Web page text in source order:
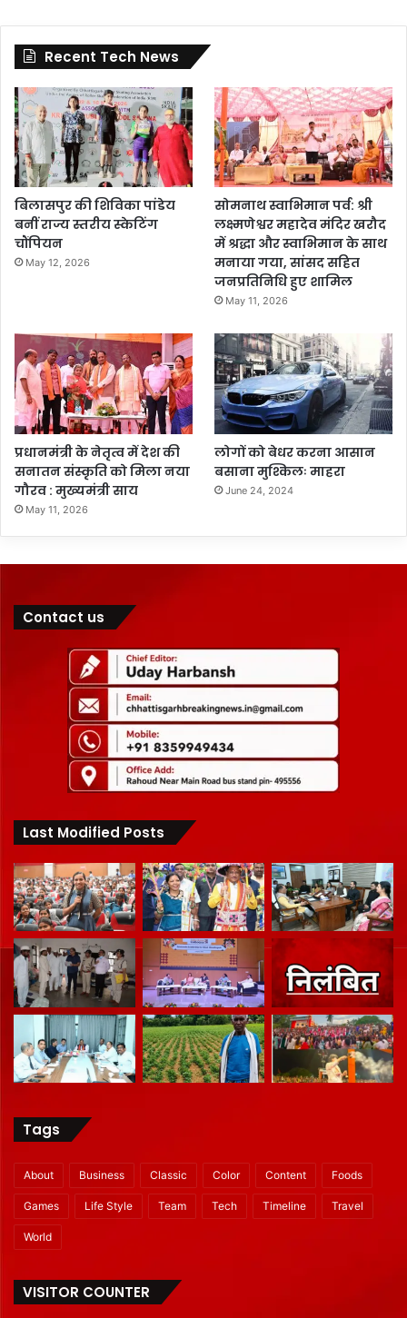
Recent Tech News
बिलासपुर की शिविका पांडेय
बनीं राज्य स्तरीय स्केटिंग
चौंपियन
May 12, 2026
सोमनाथ स्वाभिमान पर्व: श्री
लक्ष्मणेश्वर महादेव मंदिर खरौद
में श्रद्धा और स्वाभिमान के साथ
मनाया गया, सांसद सहित
जनप्रतिनिधि हुए शामिल
May 11, 2026
प्रधानमंत्री के नेतृत्व में देश की
सनातन संस्कृति को मिला नया
गौरव : मुख्यमंत्री साय
May 11, 2026
लोगों को बेधर करना आसान
बसाना मुश्किलः माहरा
June 24, 2024
Contact us
Last Modified Posts
Tags
About Business Classic Color Content Foods
Games Life Style Team Tech Timeline Travel
World
VISITOR COUNTER